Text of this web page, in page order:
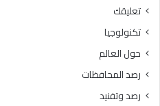
تعليقك
تكنولوجيا
حول العالم
رصد المحافظات
رصد وتفنيد